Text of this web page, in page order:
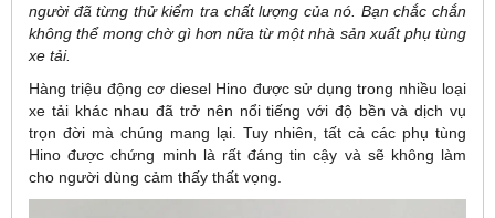
người đã từng thử kiểm tra chất lượng của nó. Bạn chắc chắn
không thể mong chờ gì hơn nữa từ một nhà sản xuất phụ tùng
xe tải.
Hàng triệu động cơ diesel Hino được sử dụng trong nhiều loại
xe tải khác nhau đã trở nên nổi tiếng với độ bền và dịch vụ
trọn đời mà chúng mang lại. Tuy nhiên, tất cả các phụ tùng
Hino được chứng minh là rất đáng tin cậy và sẽ không làm
cho người dùng cảm thấy thất vọng.